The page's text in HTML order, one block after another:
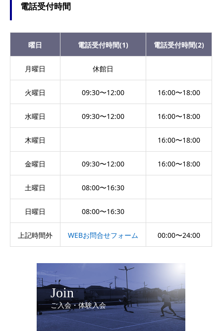
電話受付時間
曜日 電話受付時間(1) 電話受付時間(2)
月曜日 休館日
火曜日 09:30〜12:00 16:00〜18:00
水曜日 09:30〜12:00 16:00〜18:00
木曜日 16:00〜18:00
金曜日 09:30〜12:00 16:00〜18:00
土曜日 08:00〜16:30
日曜日 08:00〜16:30
上記時間外 WEBお問合せフォーム 00:00〜24:00
Join
ご入会・体験入会